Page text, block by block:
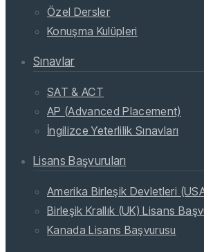
Özel Dersler
Konuşma Kulüpleri
Sınavlar
SAT & ACT
AP (Advanced Placement)
İngilizce Yeterlilik Sınavları
Lisans Başvuruları
Amerika Birleşik Devletleri
Birleşik Krallık (UK) Lisans
Kanada Lisans Başvurusu